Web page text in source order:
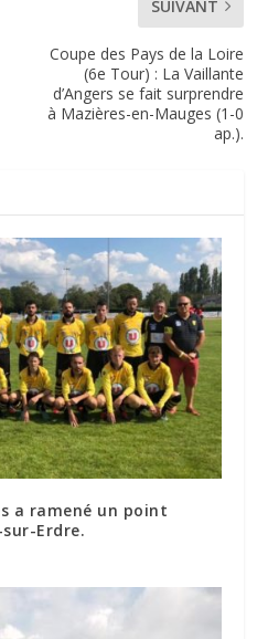
SUIVANT
Coupe des Pays de la Loire
(6e Tour) : La Vaillante
d’Angers se fait surprendre
à Mazières-en-Mauges (1-0
ap.).
a ramené un point
Erdre.